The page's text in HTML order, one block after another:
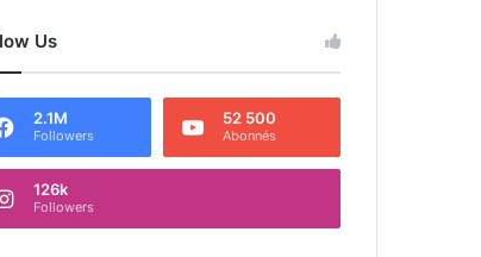
Us
2.1M
Followers
52 500
Abonnés
126k
Followers